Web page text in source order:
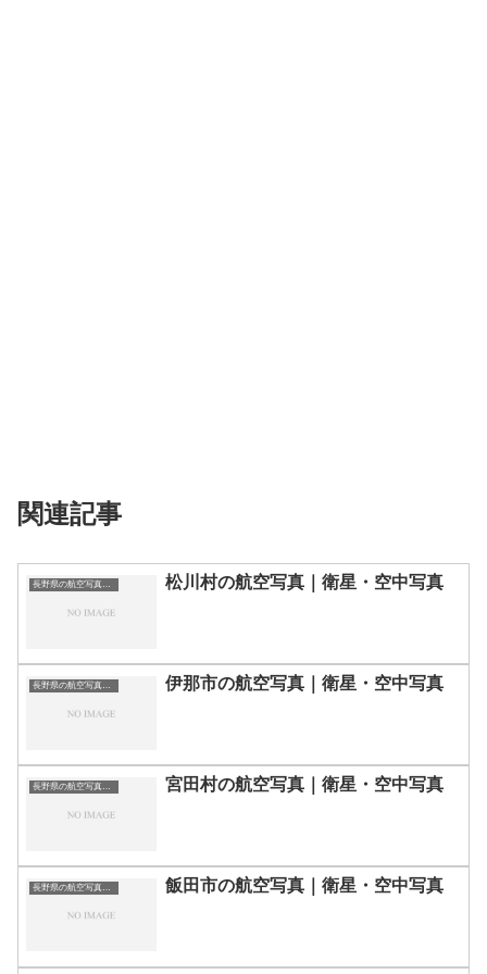
関連記事
長野県の航空写真・空中写真 松川村の航空写真｜衛星・空中写真
長野県の航空写真・空中写真 伊那市の航空写真｜衛星・空中写真
長野県の航空写真・空中写真 宮田村の航空写真｜衛星・空中写真
長野県の航空写真・空中写真 飯田市の航空写真｜衛星・空中写真